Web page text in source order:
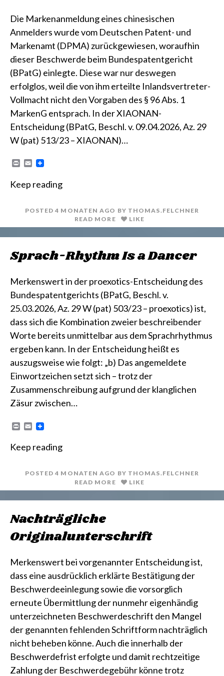
Die Markenanmeldung eines chinesischen
Anmelders wurde vom Deutschen Patent- und
Markenamt (DPMA) zurückgewiesen, woraufhin
dieser Beschwerde beim Bundespatentgericht
(BPatG) einlegte. Diese war nur deswegen
erfolglos, weil die von ihm erteilte Inlandsvertreter-
Vollmacht nicht den Vorgaben des § 96 Abs. 1
MarkenG entsprach. In der XIAONAN-
Entscheidung (BPatG, Beschl. v. 09.04.2026, Az. 29
W (pat) 513/23 – XIAONAN)…
n
E
i
Keep reading
POSTED4 MONATEN AGO BY THOMAS.FELCHNER
READ MORE
LIKE
Sprach-Rhythm Is a Dancer
Merkenswert in der proexotics-Entscheidung des
Bundespatentgerichts (BPatG, Beschl. v.
25.03.2026, Az. 29 W (pat) 503/23 – proexotics) ist,
dass sich die Kombination zweier beschreibender
Worte bereits unmittelbar aus dem Sprachrhythmus
ergeben kann. In der Entscheidung heißt es
auszugsweise wie folgt: „b) Das angemeldete
Einwortzeichen setzt sich – trotz der
Zusammenschreibung aufgrund der klanglichen
Zäsur zwischen…
P
n
E
i
Keep reading
POSTED4 MONATEN AGO BY THOMAS.FELCHNER
READ MORE
LIKE
Nachträgliche
Originalunterschrift
Merkenswert bei vorgenannter Entscheidung ist,
dass eine ausdrücklich erklärte Bestätigung der
Beschwerdeeinlegung sowie die vorsorglich
erneute Übermittlung der nunmehr eigenhändig
unterzeichneten Beschwerdeschrift den Mangel
der genannten fehlenden Schriftform nachträglich
nicht beheben könne. Auch die innerhalb der
Beschwerdefrist erfolgte und damit rechtzeitige
Zahlung der Beschwerdegebühr könne trotz